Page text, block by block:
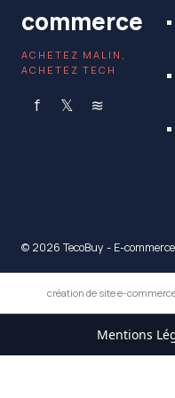
commerce
ACHETEZ MALIN,
ACHETEZ TECH
f 𝕏 ≋
© 2026 TecoBuy - E-commerce
création de site e-
Mentions